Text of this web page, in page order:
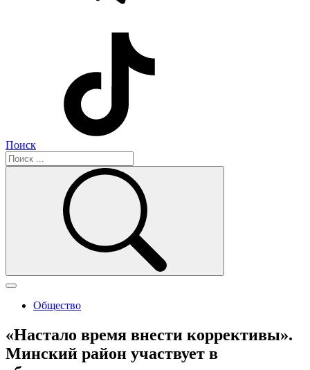
Поиск
Общество
«Настало время внести коррективы».
Минский район участвует в